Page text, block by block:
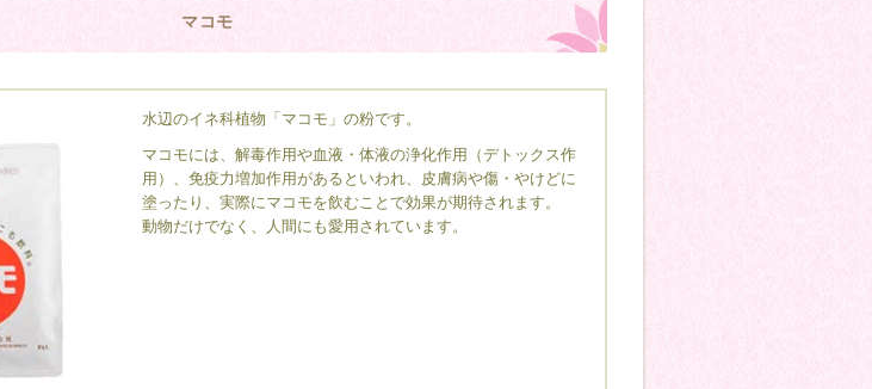
マコモ
水辺のイネ科植物「マコモ」の粉です。
マコモには、解毒作用や血液・体液の浄化作用（デトックス作
用）、免疫力増加作用があるといわれ、皮膚病や傷・やけどに
塗ったり、実際にマコモを飲むことで効果が期待されます。
動物だけでなく、人間にも愛用されています。